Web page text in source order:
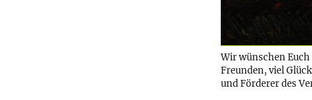
Wir wünschen
Freunden, viel
und Förderer des